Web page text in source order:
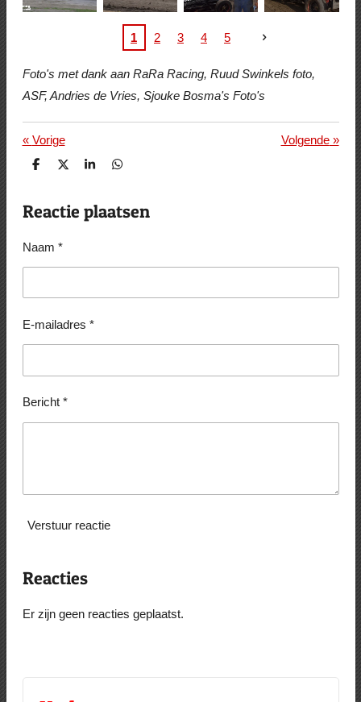
1 2 3 4 5
Foto's met dank aan RaRa Racing, Ruud Swinkels foto,
ASF, Andries de Vries, Sjouke Bosma's Foto's
« Vorige Volgende»
D
n
D
l
S
e
D
e
n
Reactie plaatsen
Naam *
E-mailadres *
Bericht *
Verstuur reactie
Reacties
Er zijn geen reacties geplaatst.